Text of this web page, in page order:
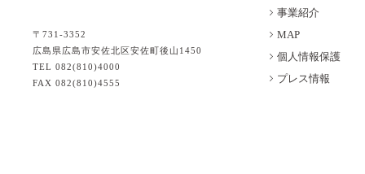
〒731-3352
広島県広島市安佐北区安佐町後山1450
TEL 082(810)4000
FAX 082(810)4555
事業紹介
MAP
個人情報保護
プレス情報